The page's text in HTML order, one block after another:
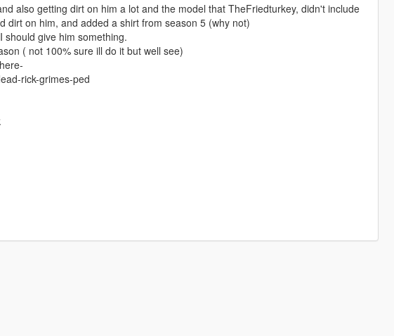
also getting dirt on him a lot and the model that TheFriedturkey, didn't include
dirt on him, and added a shirt from season 5 (why not)
should give him something.
( not 100% sure ill do it but well see)
rick-grimes-ped